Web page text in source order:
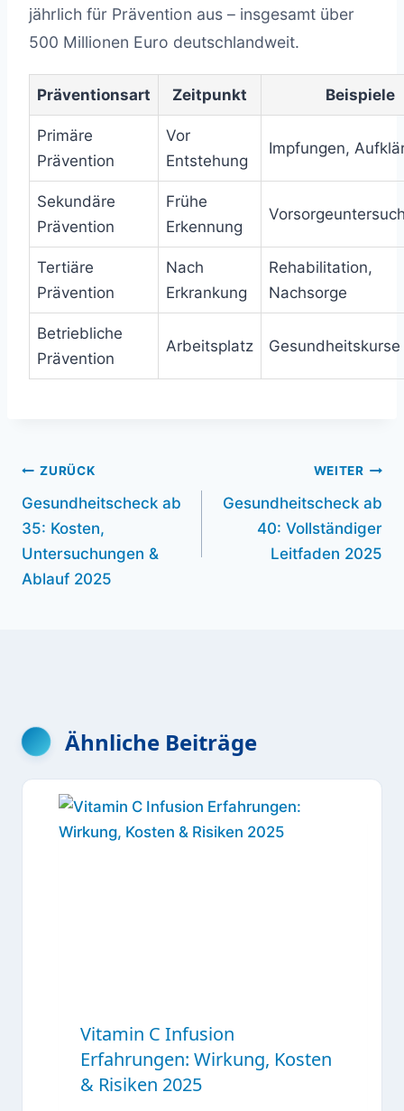
jährlich für Prävention aus – insgesamt über
500 Millionen Euro deutschlandweit.
Präventionsart Zeitpunkt Beispiele
Primäre
Prävention
Vor
Entstehung
Impfungen,
Sekundäre
Prävention
Frühe
Erkennung
Tertiäre
Prävention
Nach
Erkrankung
Rehabilitation,
Nachsorge
Betriebliche
Prävention
Arbeitsplatz Gesundheitskurse
Beitragsnavigation
ZURÜCK
Gesundheitscheck ab
35: Kosten,
Untersuchungen &
Ablauf 2025
WEITER
Gesundheitscheck ab
40: Vollständiger
Leitfaden 2025
Ähnliche Beiträge
Vitamin C Infusion
Erfahrungen: Wirkung, Kosten
& Risiken 2025